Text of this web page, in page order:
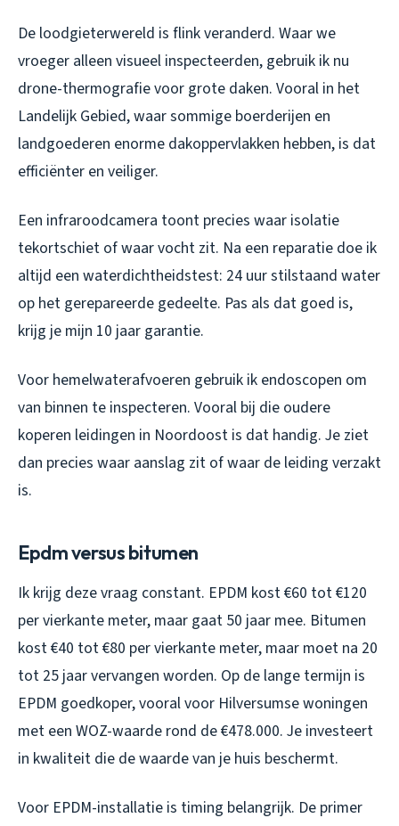
De loodgieterwereld is flink veranderd. Waar we
vroeger alleen visueel inspecteerden, gebruik ik nu
drone-thermografie voor grote daken. Vooral in het
Landelijk Gebied, waar sommige boerderijen en
landgoederen enorme dakoppervlakken hebben, is dat
efficiënter en veiliger.
Een infraroodcamera toont precies waar isolatie
tekortschiet of waar vocht zit. Na een reparatie doe ik
altijd een waterdichtheidstest: 24 uur stilstaand water
op het gerepareerde gedeelte. Pas als dat goed is,
krijg je mijn 10 jaar garantie.
Voor hemelwaterafvoeren gebruik ik endoscopen om
van binnen te inspecteren. Vooral bij die oudere
koperen leidingen in Noordoost is dat handig. Je ziet
dan precies waar aanslag zit of waar de leiding verzakt
is.
Epdm versus bitumen
Ik krijg deze vraag constant. EPDM kost €60 tot €120
per vierkante meter, maar gaat 50 jaar mee. Bitumen
kost €40 tot €80 per vierkante meter, maar moet na 20
tot 25 jaar vervangen worden. Op de lange termijn is
EPDM goedkoper, vooral voor Hilversumse woningen
met een WOZ-waarde rond de €478.000. Je investeert
in kwaliteit die de waarde van je huis beschermt.
Voor EPDM-installatie is timing belangrijk. De primer